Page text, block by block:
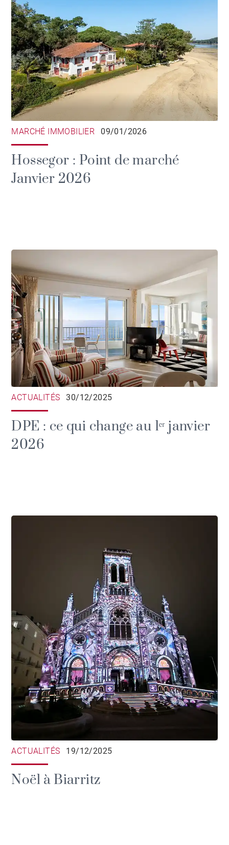
MARCHÉ IMMOBILIER 09/01/2026
Hossegor : Point de marché
Janvier 2026
ACTUALITÉS 30/12/2025
DPE : ce qui change au 1ᵉʳ janvier
2026
ACTUALITÉS 19/12/2025
Noël à Biarritz